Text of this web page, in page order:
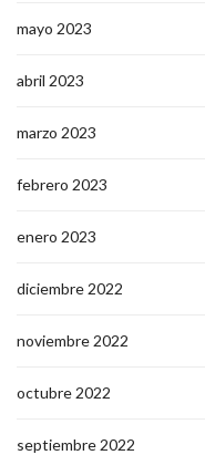
mayo 2023
abril 2023
marzo 2023
febrero 2023
enero 2023
diciembre 2022
noviembre 2022
octubre 2022
septiembre 2022